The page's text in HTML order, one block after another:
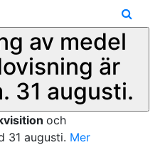
av medel
är
31 augusti.
och
31 augusti. Mer